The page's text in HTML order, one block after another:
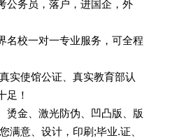
公务员，落户，进国企，外
校一对一专业服务，可全程
实使馆公证、真实教育部认
足！
金、激光防伪、凹凸版、版
满意、设计，印刷;毕业.证、